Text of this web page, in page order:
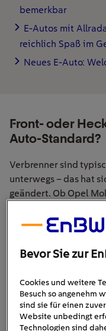
bemerkbar
E-Autos mit
reichlich Spaß im
Neues E-Auto:
Front- oder
Auto-Standard?
Verbrenner sind
unterwegs – das hat
geändert. Ob Opel
der Antrieb an der
bei Frontantrieben
Technik im vorderen
vorhanden, was
Kofferraumvolumen
Zudem sind Modelle
weil das System
Bevor Sie zur
Cookies und weitere
Besuch so angenehm
sind sie für einen
Website unbedingt
Technologien sind